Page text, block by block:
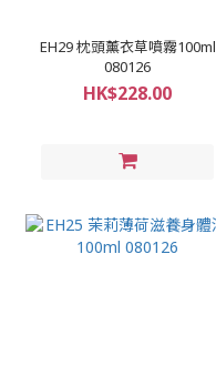
EH29 枕頭薰衣草噴霧100ml
080126
HK$228.00